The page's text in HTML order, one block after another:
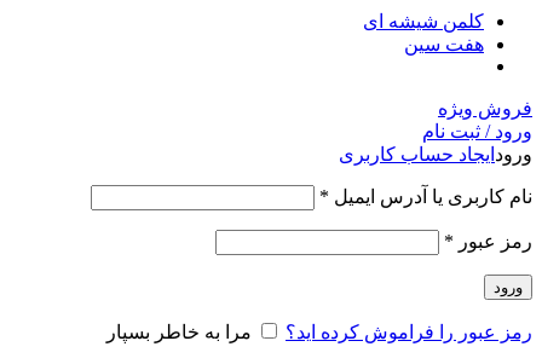
کلمن شیشه ای
هفت سین
فروش ویژه
ورود / ثبت نام
ورود ایجاد حساب کاربری
نام کاربری یا آدرس ایمیل *
رمز عبور *
ورود
رمز عبور را فراموش کرده اید؟ مرا به خاطر بسپار